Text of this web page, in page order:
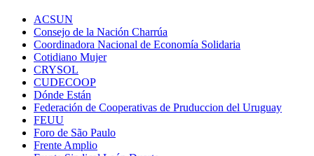
ACSUN
Consejo de la Nación Charrúa
Coordinadora Nacional de Economía Solidaria
Cotidiano Mujer
CRYSOL
CUDECOOP
Dónde Están
Federación de Cooperativas de Pruduccion del Uruguay
FEUU
Foro de São Paulo
Frente Amplio